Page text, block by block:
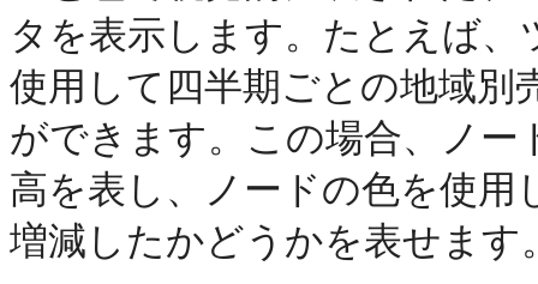
タを表示します。たとえば
使用して四半期ごとの地域別
ができます。この場合、ノ
高を表し、ノードの色を使用
増減したかどうかを表せます